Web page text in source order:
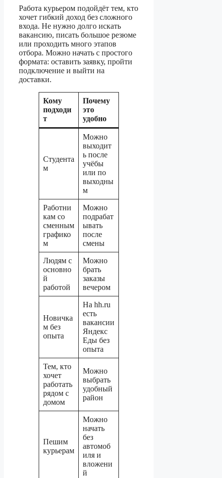
Работа курьером подойдёт тем, кто
хочет гибкий доход без сложного
входа. Не нужно долго искать
вакансию, писать большое резюме
или проходить много этапов
отбора. Можно начать с простого
формата: оставить заявку, пройти
подключение и выйти на
доставки.
Кому
подходи
т
Почему
это
удобно
Студента
м
Можно
выходит
ь после
учёбы
или по
выходны
м
Работни
кам со
сменным
графико
м
Можно
подрабат
ывать
после
смены
Людям с
основно
й
работой
Можно
брать
заказы
вечером
Новичка
м без
опыта
На hh.ru
есть
вакансии
Яндекс
Еды без
опыта
Тем, кто
хочет
работать
рядом с
домом
Можно
выбрать
удобный
район
Пешим
курьерам
Можно
начать
без
автомоб
иля и
вложени
й